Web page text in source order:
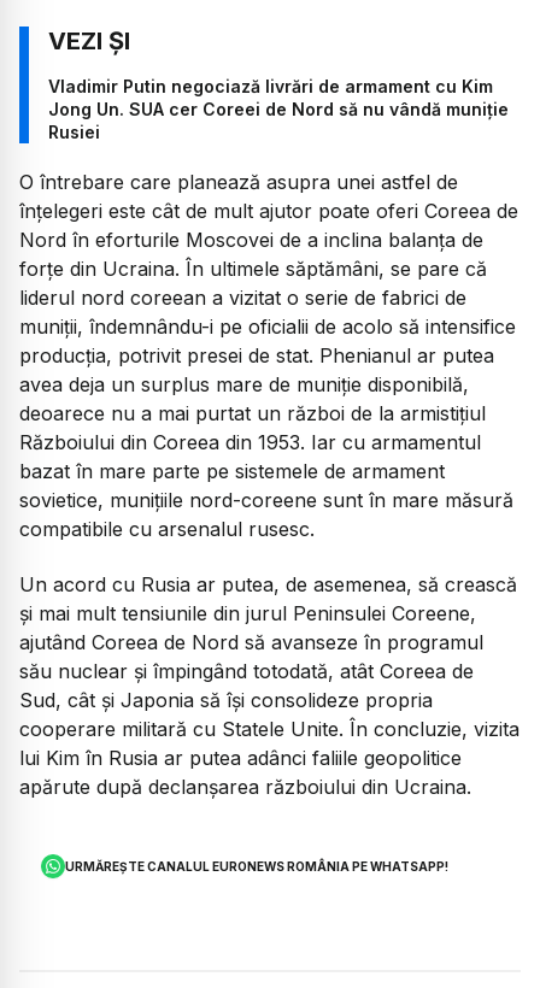
Vladimir Putin negociază livrări de armament cu Kim
Jong Un. SUA cer Coreei de Nord să nu vândă muniție
Rusiei
O întrebare care planează asupra unei astfel de
înțelegeri este cât de mult ajutor poate oferi Coreea de
Nord în eforturile Moscovei de a inclina balanța de
forțe din Ucraina. În ultimele săptămâni, se pare că
liderul nord coreean a vizitat o serie de fabrici de
muniții, îndemnându-i pe oficialii de acolo să intensifice
producția, potrivit presei de stat. Phenianul ar putea
avea deja un surplus mare de muniție disponibilă,
deoarece nu a mai purtat un război de la armistițiul
Războiului din Coreea din 1953. Iar cu armamentul
bazat în mare parte pe sistemele de armament
sovietice, munițiile nord-coreene sunt în mare măsură
compatibile cu arsenalul rusesc.
Un acord cu Rusia ar putea, de asemenea, să crească
și mai mult tensiunile din jurul Peninsulei Coreene,
ajutând Coreea de Nord să avanseze în programul
său nuclear și împingând totodată, atât Coreea de
Sud, cât și Japonia să își consolideze propria
cooperare militară cu Statele Unite. În concluzie, vizita
lui Kim în Rusia ar putea adânci faliile geopolitice
apărute după declanșarea războiului din Ucraina.
URMĂREȘTE CANALUL EURONEWS ROMÂNIA PE WHATSAPP!